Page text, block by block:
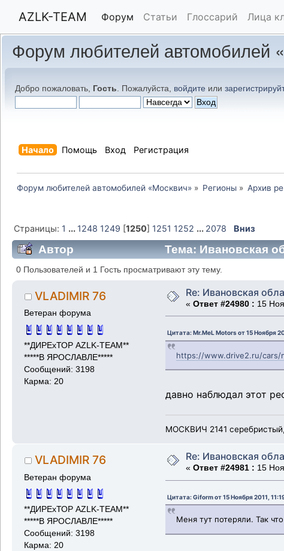
AZLK-TEAM Форум Статьи Глоссарий Лица
Форум любителей автомобилей
Добро пожаловать, Гость . Пожалуйста, войдите или
Начало Помощь Вход Регистрация
Форум любителей автомобилей «Москвич» » Регионы» Архив
Страницы: 1 ... 1248 1249 [1250] 1251 1252 ... 2078 Вниз
Автор Тема: Ивановская
0 Пользователей и 1 Гость просматривают эту тему.
VLADIMIR 76
Ветеран форума
**ДИРЕхТОР AZLK-TEAM**
*****В ЯРОСЛАВЛЕ*****
Сообщений: 3198
Карма: 20
Re: Ивановская
« Ответ #24980 : 15
Цитата: Mr.MeL Motors от 15 Ноября
https://www.drive2.ru/cars/
давно наблюдал этот
МОСКВИЧ 2141
VLADIMIR 76
Ветеран форума
**ДИРЕхТОР AZLK-TEAM**
*****В ЯРОСЛАВЛЕ*****
Сообщений: 3198
Карма: 20
Re: Ивановская
« Ответ #24981 : 15
Цитата: Giform от 15 Ноября 2011,
Меня тут потеряли. Так